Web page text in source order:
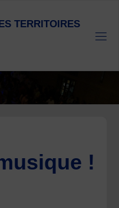
S TERRITOIRES
!